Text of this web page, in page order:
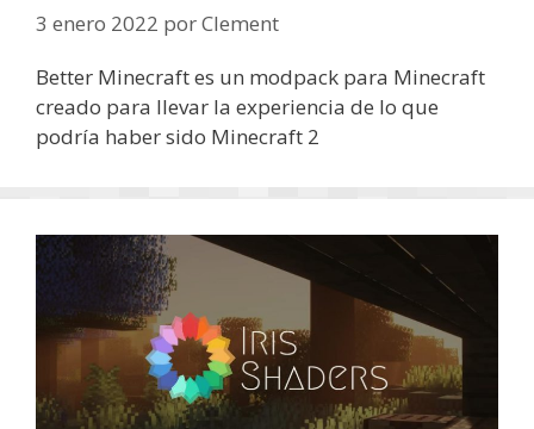
3 enero 2022 porClement
Better Minecraft es un modpack para Minecraft
creado para llevar la experiencia de lo que
podría haber sido Minecraft 2